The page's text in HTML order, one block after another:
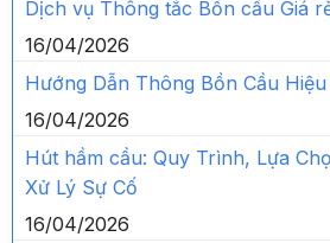
Dịch vụ Thông tắc Bồn cầu Giá
16/04/2026
Hướng Dẫn Thông Bồn Cầu
16/04/2026
Hút hầm cầu: Quy Trình, Lựa
Xử Lý Sự Cố
16/04/2026